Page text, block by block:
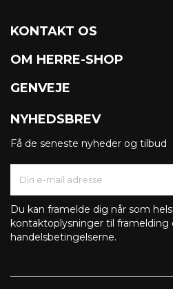
KONTAKT OS
OM HERRE-SHOP
GENVEJE
NYHEDSBREV
Få de seneste nyheder og tilbud
Du kan framelde dig når som
kontaktoplysninger til framelding
handelsbetingelserne.